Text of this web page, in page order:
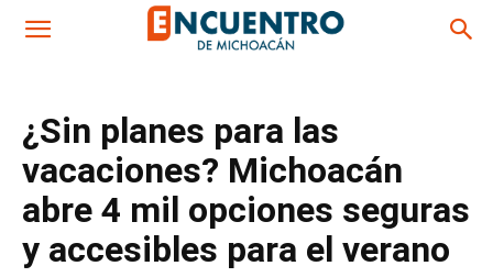
¿Sin planes para las
vacaciones? Michoacán
abre 4 mil opciones seguras
y accesibles para el verano